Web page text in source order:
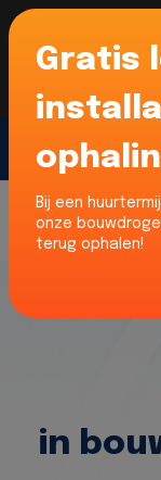
Voor onze
liefst 52%
limburg en
in
Gratis
Bij een
onze
terug ophalen!